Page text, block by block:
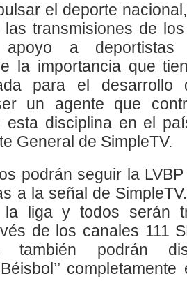
el deporte
las transmisiones de
a deportistas
la importancia que
para el desarrollo
un agente que
esta disciplina en el
General de SimpleTV.
podrán seguir la
a la señal de
liga y todos serán
de los canales 111
también podrán
Béisbol’’